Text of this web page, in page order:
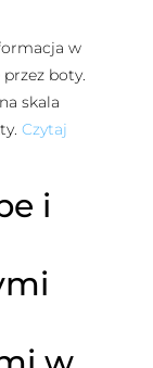
w
boty.
skala
Czytaj
i